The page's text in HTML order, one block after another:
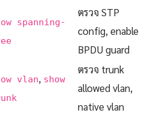
spanning-
ตรวจ STP
config, enable
BPDU guard
vlan, show
ตรวจ trunk
allowed vlan,
native vlan